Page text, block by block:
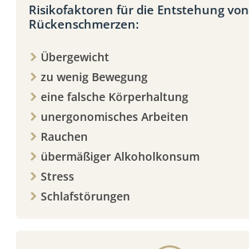
Risikofaktoren für die Entstehung von
Rückenschmerzen:
Übergewicht
zu wenig Bewegung
eine falsche Körperhaltung
unergonomisches Arbeiten
Rauchen
übermäßiger Alkoholkonsum
Stress
Schlafstörungen